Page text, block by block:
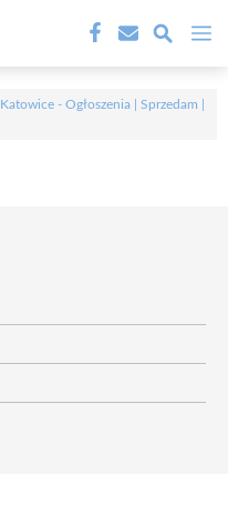
Katowice - Ogłoszenia | Sprzedam |